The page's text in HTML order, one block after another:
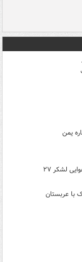
یمن
لشکر ۲۷
با عربستان